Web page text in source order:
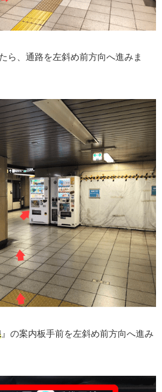
ら、通路を左斜め前方向へ進みま
』の案内板手前を左斜め前方向へ進み